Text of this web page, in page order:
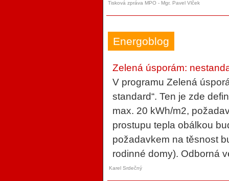
Tisková zpráva MPO - Mgr. Pavel Vlček
Energoblog
Zelená úsporám:
V programu Zelená
standard“. Ten je zde
max. 20 kWh/m2,
prostupu tepla obálkou
požadavkem na těsnost
rodinné domy). Odborná
Karel Srdečný